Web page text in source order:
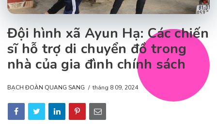
Đội hình xã Ayun Hạ: Các chiến
sĩ hỗ trợ di chuyển đồ trong
nhà của gia đình chính sách
BẠCH ĐOÀN QUANG SANG tháng 8 09, 2024